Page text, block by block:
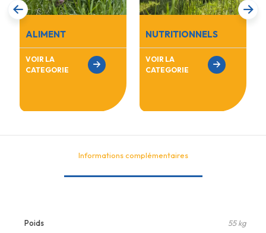
ALIMENT
VOIR LA
CATEGORIE
NUTRITIONNELS
VOIR LA
CATEGORIE
Informations complémentaires
Poids 55 kg